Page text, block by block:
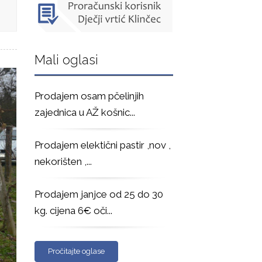
Mali oglasi
Prodajem osam pčelinjih
zajednica u AŽ košnic...
Prodajem elektični pastir ,nov ,
nekorišten ,...
Prodajem janjce od 25 do 30
kg. cijena 6€ oči...
Pročitajte oglase